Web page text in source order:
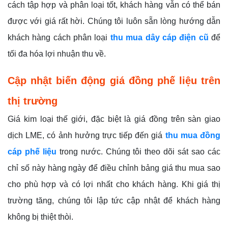
cách tập hợp và phân loại tốt, khách hàng vẫn có thể bán
được với giá rất hời. Chúng tôi luôn sẵn lòng hướng dẫn
khách hàng cách phân loại thu mua dây cáp điện cũ để
tối đa hóa lợi nhuận thu về.
Cập nhật biến động giá đồng phế liệu trên
thị trường
Giá kim loại thế giới, đặc biệt là giá đồng trên sàn giao
dịch LME, có ảnh hưởng trực tiếp đến giá thu mua đồng
cáp phế liệu trong nước. Chúng tôi theo dõi sát sao các
chỉ số này hàng ngày để điều chỉnh bảng giá thu mua sao
cho phù hợp và có lợi nhất cho khách hàng. Khi giá thị
trường tăng, chúng tôi lập tức cập nhật để khách hàng
không bị thiệt thòi.